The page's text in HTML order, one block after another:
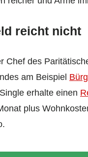
reicht nicht
Chef des
am Beispiel
erhalte einen
plus